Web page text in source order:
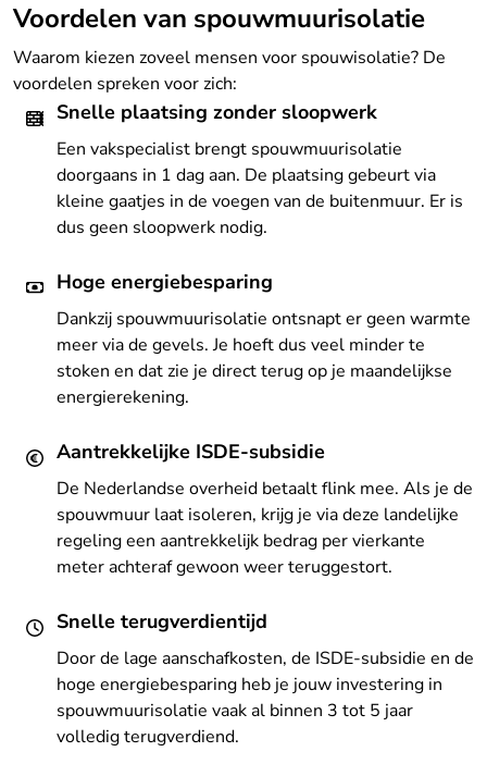
Voordelen van spouwmuurisolatie
Waarom kiezen zoveel mensen voor spouwisolatie? De
voordelen spreken voor zich:
Snelle plaatsing zonder sloopwerk
Een vakspecialist brengt spouwmuurisolatie
doorgaans in 1 dag aan. De plaatsing gebeurt via
kleine gaatjes in de voegen van de buitenmuur. Er is
dus geen sloopwerk nodig.
Hoge energiebesparing
Dankzij spouwmuurisolatie ontsnapt er geen warmte
meer via de gevels. Je hoeft dus veel minder te
stoken en dat zie je direct terug op je maandelijkse
energierekening.
Aantrekkelijke ISDE-subsidie
De Nederlandse overheid betaalt flink mee. Als je de
spouwmuur laat isoleren, krijg je via deze landelijke
regeling een aantrekkelijk bedrag per vierkante
meter achteraf gewoon weer teruggestort.
Snelle terugverdientijd
Door de lage aanschafkosten, de ISDE-subsidie en de
hoge energiebesparing heb je jouw investering in
spouwmuurisolatie vaak al binnen 3 tot 5 jaar
volledig terugverdiend.